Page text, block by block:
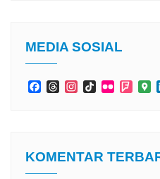
MEDIA SOSIAL
FacebookThreadsInstagramTikTokFlickr
KOMENTAR